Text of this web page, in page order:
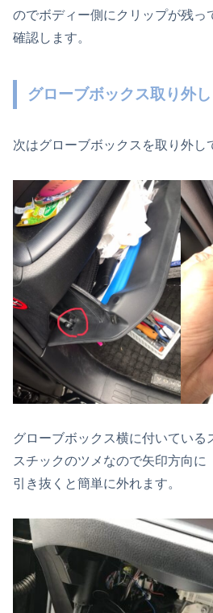
のでボディー側にクリップが残っ
確認します。
グローブボックス取り外し
次はグローブボックスを取り外し
グローブボックス横に付いている
スチックのツメなので矢印方向に
引き抜くと簡単に外れます。